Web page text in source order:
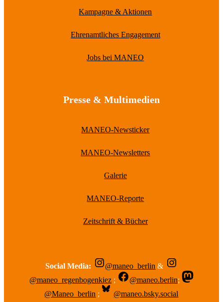
Kampagne & Aktionen
Ehrenamtliches Engagement
Jobs bei MANEO
Presse & Multimedien
MANEO-Newsticker
MANEO-Newsletters
Galerie
MANEO-Reporte
Zeitschrift & Bücher
Social Media: @maneo_berlin &
@maneo_regenbogenkiez ; @maneo.berlin;
@Maneo_berlin ; @maneo.bsky.social